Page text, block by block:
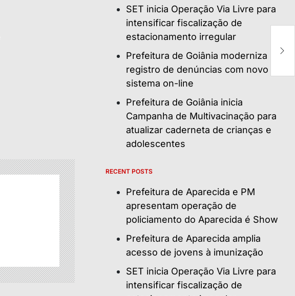
SET inicia Operação Via Livre para
intensificar fiscalização de
estacionamento irregular
Prefeitura de Goiânia moderniza
registro de denúncias com novo
sistema on-line
Prefeitura de Goiânia inicia
Campanha de Multivacinação para
atualizar caderneta de crianças e
adolescentes
RECENT POSTS
Prefeitura de Aparecida e PM
apresentam operação de
policiamento do Aparecida é Show
Prefeitura de Aparecida amplia
acesso de jovens à imunização
SET inicia Operação Via Livre para
intensificar fiscalização de